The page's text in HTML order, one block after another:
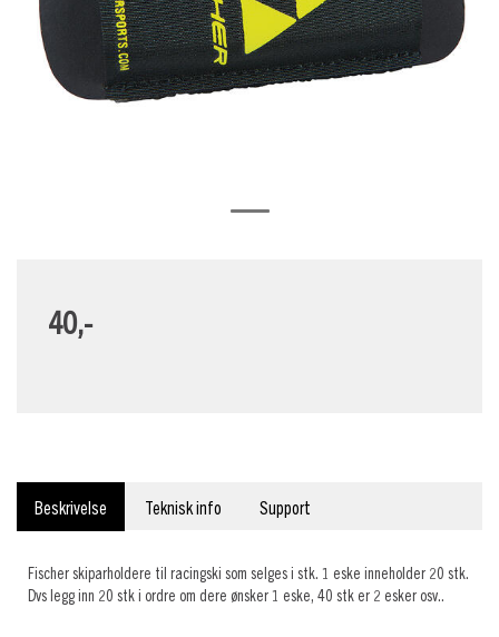
40,-
Beskrivelse Teknisk info Support
Fischer skiparholdere til racingski som selges i stk. 1 eske inneholder 20 stk.
Dvs legg inn 20 stk i ordre om dere ønsker 1 eske, 40 stk er 2 esker osv..